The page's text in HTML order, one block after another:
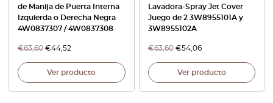
de Manija de Puerta Interna
Izquierda o Derecha Negra
4W0837307 / 4W0837308
€63,60 €44,52
Ver producto
Lavadora-Spray Jet Cover
Juego de 2 3W8955101A y
3W8955102A
€63,60 €54,06
Ver producto